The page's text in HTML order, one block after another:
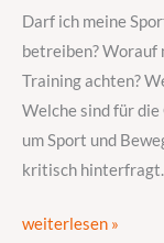
Darf ich meine
betreiben? Worauf
Training achten?
Welche sind für
um Sport und
kritisch
–
was
tut
gut,
was
nicht?
weiterlesen »